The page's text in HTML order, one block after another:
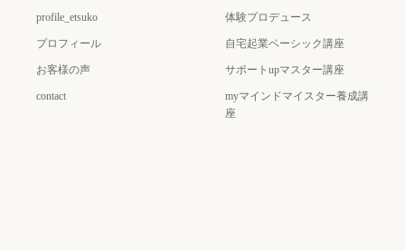
profile_etsuko
プロフィール
お客様の声
contact
体験プロデュース
自宅起業ベーシック講座
サポートupマスター講座
myマインドマイスター養成講
座